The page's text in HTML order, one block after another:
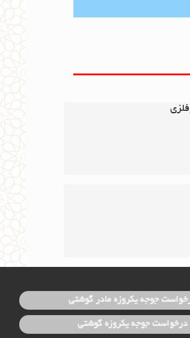
جوجه یکروزه مادر گوشتی
درخواست جوجه یکروزه گوشتی